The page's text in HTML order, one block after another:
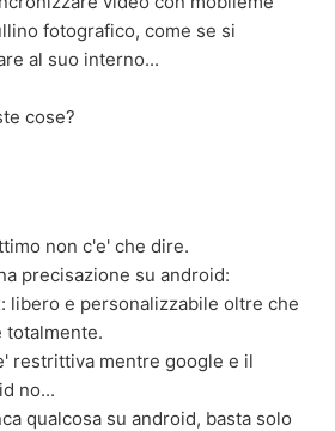
fotografico, come se si
al suo interno...
cose?
non c'e' che dire.
precisazione su android:
libero e personalizzabile oltre che
totalmente.
restrittiva mentre google e il
no...
qualcosa su android, basta solo